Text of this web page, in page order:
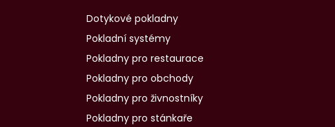
Dotykové pokladny
Pokladní systémy
Pokladny pro restaurace
Pokladny pro obchody
Pokladny pro živnostníky
Pokladny pro stánkaře